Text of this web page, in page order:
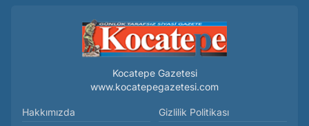
Kocatepe Gazetesi
www.kocatepegazetesi.com
Hakkımızda Gizlilik Politikası